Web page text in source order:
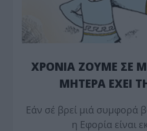
ΧΡΟΝΙΑ ΖΟΥΜΕ ΣΕ
ΜΗΤΕΡΑ ΕΧΕΙ
Εάν σέ βρεί μιά συμφορά
η Εφορία είναι